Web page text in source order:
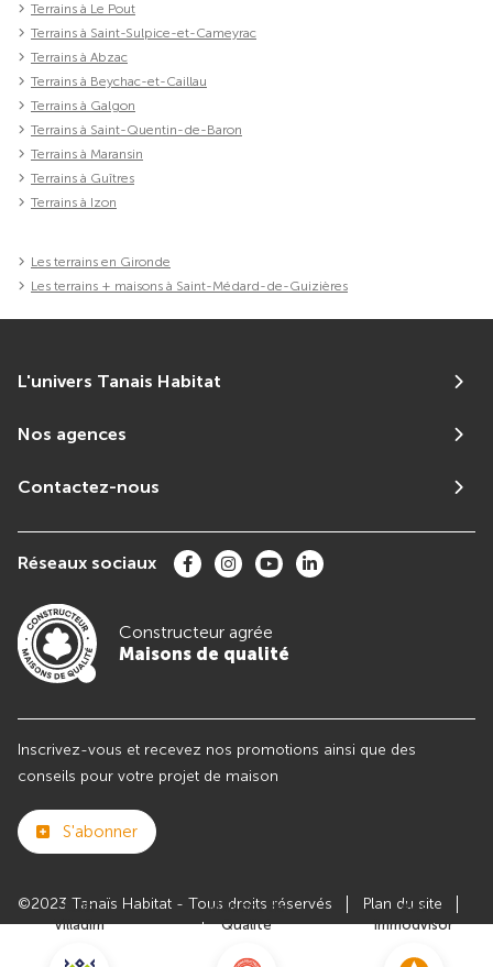
Club
Villadim
Maisons de
Qualité
Avis
Immodvisor
Terrains à Le Pout
Terrains à Saint-Sulpice-et-Cameyrac
Terrains à Abzac
Terrains à Beychac-et-Caillau
Terrains à Galgon
Terrains à Saint-Quentin-de-Baron
Terrains à Maransin
Terrains à Guîtres
Terrains à Izon
Les terrains en Gironde
Les terrains + maisons à Saint-Médard-de-Guizières
L'univers Tanais Habitat
Nos agences
Contactez-nous
Réseaux sociaux
Constructeur agrée
Maisons de qualité
Inscrivez-vous et recevez nos promotions ainsi que des
conseils pour votre projet de maison
S'abonner
©2023 Tanaïs Habitat - Tous droits réservés
Plan du site
Paramètres des cookies
Politiques de Confidentialités
Mentions légales
Recrutement